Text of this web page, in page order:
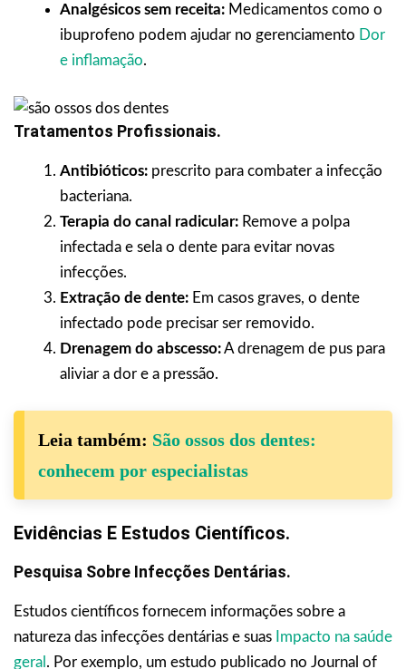
Analgésicos sem receita: Medicamentos como o
ibuprofeno podem ajudar no gerenciamento Dor
e inflamação.
Tratamentos Profissionais.
Antibióticos: prescrito para combater a infecção
bacteriana.
Terapia do canal radicular: Remove a polpa
infectada e sela o dente para evitar novas
infecções.
Extração de dente: Em casos graves, o dente
infectado pode precisar ser removido.
Drenagem do abscesso:A drenagem de pus para
aliviar a dor e a pressão.
Leia também: São ossos dos dentes:
conhecem por especialistas
Evidências E Estudos Científicos.
Pesquisa Sobre Infecções Dentárias.
Estudos científicos fornecem informações sobre a
natureza das infecções dentárias e suas Impacto na saúde
geral . Por exemplo, um estudo publicado no Journal of